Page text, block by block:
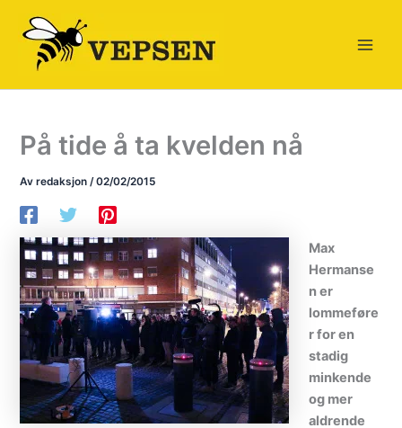
innholdet
På tide å ta kvelden nå
Av redaksjon/02/02/2015
Max
Hermanse
n er
lommeføre
r for en
stadig
minkende
og mer
aldrende